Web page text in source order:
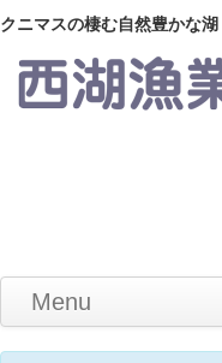
クニマスの棲む自然豊かな湖
Menu
Home
釣り情報
マナーとお願い
クニマス展示館
漁協からのお知らせ
お問い合わせ